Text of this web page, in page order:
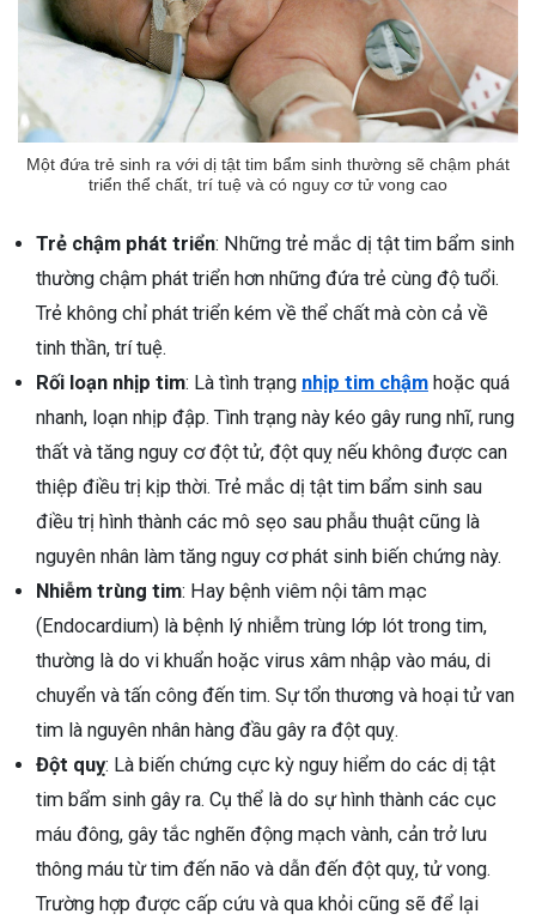
Một đứa trẻ sinh ra với dị tật tim bẩm sinh thường sẽ chậm phát
triển thể chất, trí tuệ và có nguy cơ tử vong cao
Trẻ chậm phát triển: Những trẻ mắc dị tật tim bẩm sinh
thường chậm phát triển hơn những đứa trẻ cùng độ tuổi.
Trẻ không chỉ phát triển kém về thể chất mà còn cả về
tinh thần, trí tuệ.
Rối loạn nhịp tim: Là tình trạng nhịp tim chậm hoặc quá
nhanh, loạn nhịp đập. Tình trạng này kéo gây rung nhĩ, rung
thất và tăng nguy cơ đột tử, đột quỵ nếu không được can
thiệp điều trị kịp thời. Trẻ mắc dị tật tim bẩm sinh sau
điều trị hình thành các mô sẹo sau phẫu thuật cũng là
nguyên nhân làm tăng nguy cơ phát sinh biến chứng này.
Nhiễm trùng tim: Hay bệnh viêm nội tâm mạc
(Endocardium) là bệnh lý nhiễm trùng lớp lót trong tim,
thường là do vi khuẩn hoặc virus xâm nhập vào máu, di
chuyển và tấn công đến tim. Sự tổn thương và hoại tử van
tim là nguyên nhân hàng đầu gây ra đột quỵ.
Đột quỵ: Là biến chứng cực kỳ nguy hiểm do các dị tật
tim bẩm sinh gây ra. Cụ thể là do sự hình thành các cục
máu đông, gây tắc nghẽn động mạch vành, cản trở lưu
thông máu từ tim đến não và dẫn đến đột quỵ, tử vong.
Trường hợp được cấp cứu và qua khỏi cũng sẽ để lại